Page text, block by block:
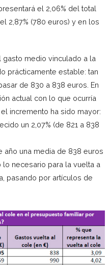
el 2,06% del total
2,87% (780 euros) y en los
gasto medio vinculado a la
prácticamente estable: tan
de 830 a 838 euros. En
actual con lo que ocurría
incremento ha sido mayor:
un 2,07% (de 821 a 838
año una media de 838 euros
necesario para la vuelta a
pasando por artículos de